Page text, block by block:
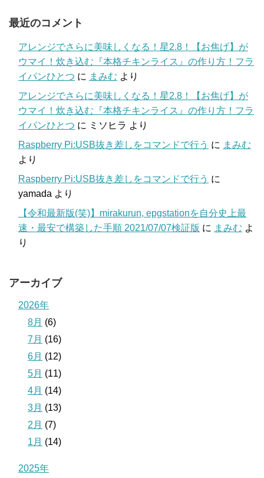
最近のコメント
アレンジでさらに美味しくなる！星2.8！【お焦げ】が
ウマイ！炊き込む『本格チキンライス』の作り方！フラ
イパンひとつ に まみむ より
アレンジでさらに美味しくなる！星2.8！【お焦げ】が
ウマイ！炊き込む『本格チキンライス』の作り方！フラ
イパンひとつ に ミソヒラ より
Raspberry Pi:USB抜き差しをコマンドで行う に まみむ
より
Raspberry Pi:USB抜き差しをコマンドで行う に
yamada より
【令和最新版(笑)】mirakurun, epgstationを自分史上最
速・最安で構築した手順 2021/07/07検証版 に まみむ よ
り
アーカイブ
2026年
8月 (6)
7月 (16)
6月 (12)
5月 (11)
4月 (14)
3月 (13)
2月 (7)
1月 (14)
2025年